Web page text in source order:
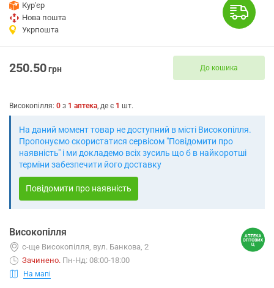
Кур'єр
Нова пошта
Укрпошта
250.50грн До кошика
Високопілля: 0 з 1 аптека, де є 1 шт.
На даний момент товар не доступний в місті Високопілля.
Пропонуємо скористатися сервісом "Повідомити про
наявність" і ми докладемо всіх зусиль що б в найкоротші
терміни забезпечити його доставку
Повідомити про наявність
Високопілля
с-ще Високопілля, вул. Банкова, 2
Зачинено. Пн-Нд: 08:00-18:00
На мапі